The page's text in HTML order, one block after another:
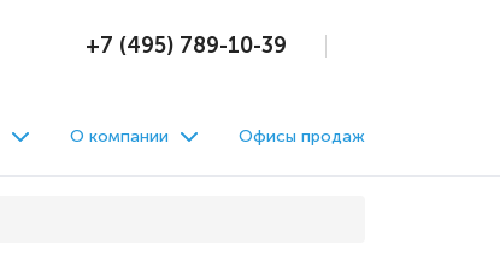
+7 (495) 789-10-39
О компании Офисы продаж